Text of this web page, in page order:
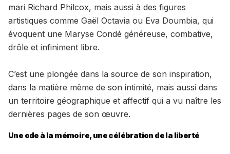
mari Richard Philcox, mais aussi à des figures
artistiques comme Gaël Octavia ou Eva Doumbia, qui
évoquent une Maryse Condé généreuse, combative,
drôle et infiniment libre.
C’est une plongée dans la source de son inspiration,
dans la matière même de son intimité, mais aussi dans
un territoire géographique et affectif qui a vu naître les
dernières pages de son œuvre.
Une ode à la mémoire, une célébration de la liberté